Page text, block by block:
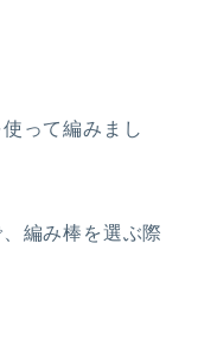
って編みまし
編み棒を選ぶ際